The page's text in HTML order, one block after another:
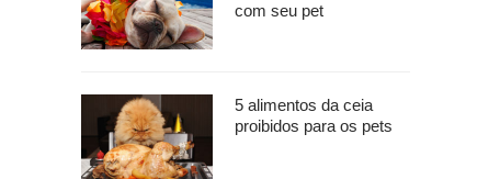
com seu pet
5 alimentos da ceia
proibidos para os pets